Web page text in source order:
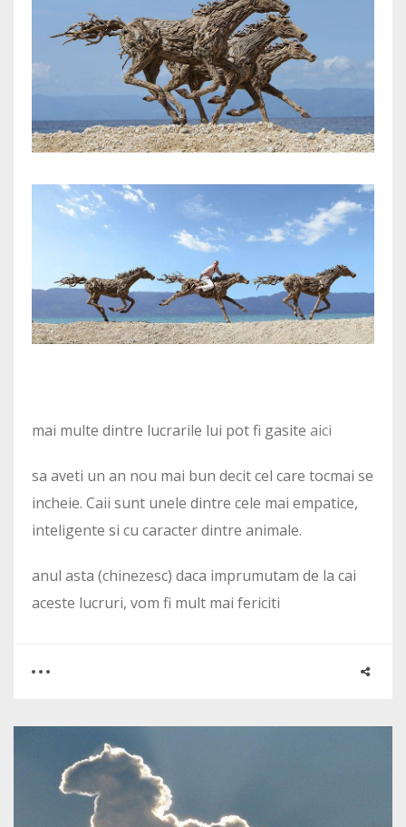
mai multe dintre lucrarile lui pot fi gasite aici
sa aveti un an nou mai bun decit cel care tocmai se
incheie. Caii sunt unele dintre cele mai empatice,
inteligente si cu caracter dintre animale.
anul asta (chinezesc) daca imprumutam de la cai
aceste lucruri, vom fi mult mai fericiti